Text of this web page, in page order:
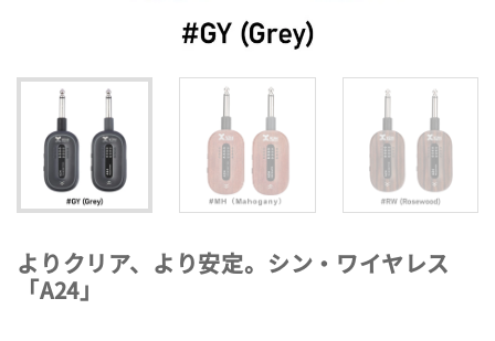
よりクリア、より安定。シン・ワイヤレス
「A24」